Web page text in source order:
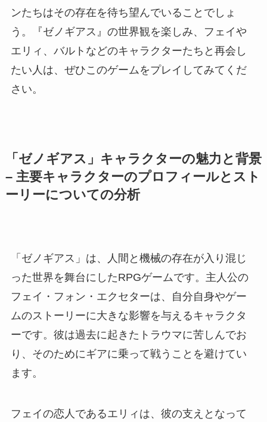
ンたちはその存在を待ち望んでいることでしょ
う。『ゼノギアス』の世界観を楽しみ、フェイや
エリィ、バルトなどのキャラクターたちと再会し
たい人は、ぜひこのゲームをプレイしてみてくだ
さい。
「ゼノギアス」キャラクターの魅力と背景
– 主要キャラクターのプロフィールとスト
ーリーについての分析
「ゼノギアス」は、人間と機械の存在が入り混じ
った世界を舞台にしたRPGゲームです。主人公の
フェイ・フォン・エクセターは、自分自身やゲー
ムのストーリーに大きな影響を与えるキャラクタ
ーです。彼は過去に起きたトラウマに苦しんでお
り、そのためにギアに乗って戦うことを避けてい
ます。
フェイの恋人であるエリィは、彼の支えとなって